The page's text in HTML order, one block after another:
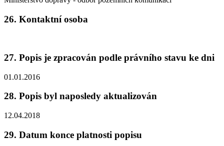
26. Kontaktní osoba
27. Popis je zpracován podle právního stavu ke dni
01.01.2016
28. Popis byl naposledy aktualizován
12.04.2018
29. Datum konce platnosti popisu